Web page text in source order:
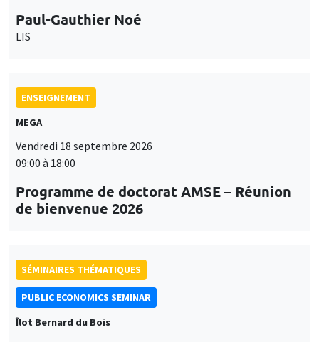
Paul-Gauthier Noé
LIS
ENSEIGNEMENT
MEGA
Vendredi 18 septembre 2026
09:00 à 18:00
Programme de doctorat AMSE – Réunion
de bienvenue 2026
SÉMINAIRES THÉMATIQUES
PUBLIC ECONOMICS SEMINAR
Îlot Bernard du Bois